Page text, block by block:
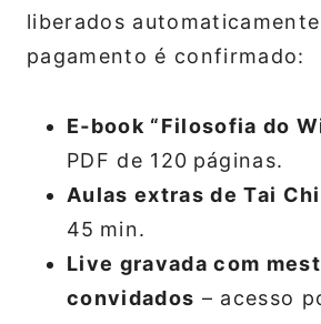
liberados
pagamento é confirmado:
E‑book “Filosofia do
PDF de 120 páginas.
Aulas extras de Tai Chi
45 min.
Live gravada com
convidados – acesso